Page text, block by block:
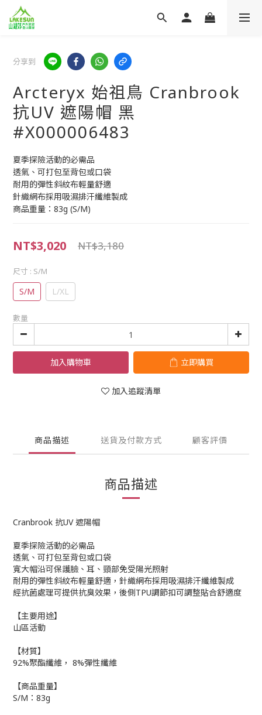
分享到
Arcteryx 始祖鳥 Cranbrook
抗UV 遮陽帽 黑
#X000006483
夏季探險活動的必需品
透氣、可打包至背包或口袋
耐用的彈性斜紋布輕量舒適
針織網布採用吸濕排汗纖維製成
商品重量：83g (S/M)
NT$3,020 NT$3,180
尺寸 : S/M
S/M L/XL
數量
加入購物車 立即購買
加入追蹤清單
商品描述 送貨及付款方式 顧客評價
商品描述
Cranbrook 抗UV 遮陽帽
夏季探險活動的必需品
透氣、可打包至背包或口袋
寬大帽沿可保護臉、耳、頸部免受陽光照射
耐用的彈性斜紋布輕量舒適，針織網布採用吸濕排汗纖維製成
經抗菌處理可提供抗臭效果，後側TPU調節扣可調整貼合舒適度
【主要用途】
山區活動
【材質】
92%聚酯纖維， 8%彈性纖維
【商品重量】
S/M：83g